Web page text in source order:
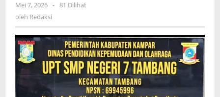
Kampar
Saat
dikonfirmasi
Tidak
Merespon
Mei 7, 2026 oleh
- 81 Dilihat
oleh Redaksi